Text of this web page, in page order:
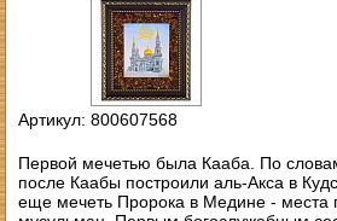
Артикул: 800607568
Первой мечетью была Кааба. По
после Каабы построили аль-Акса в
еще мечеть Пророка в Медине - места